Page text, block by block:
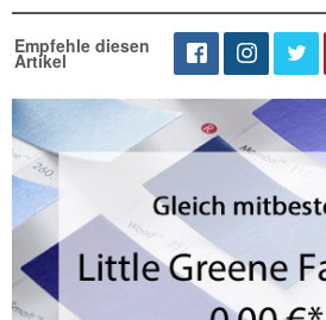
Empfehle diesen
Artikel